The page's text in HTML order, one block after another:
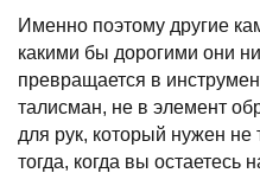
Именно поэтому другие
какими бы дорогими они
превращается в
талисман, не в элемент
для рук, который нужен не
тогда, когда вы остаетесь